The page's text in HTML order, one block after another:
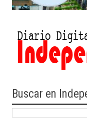
Buscar en